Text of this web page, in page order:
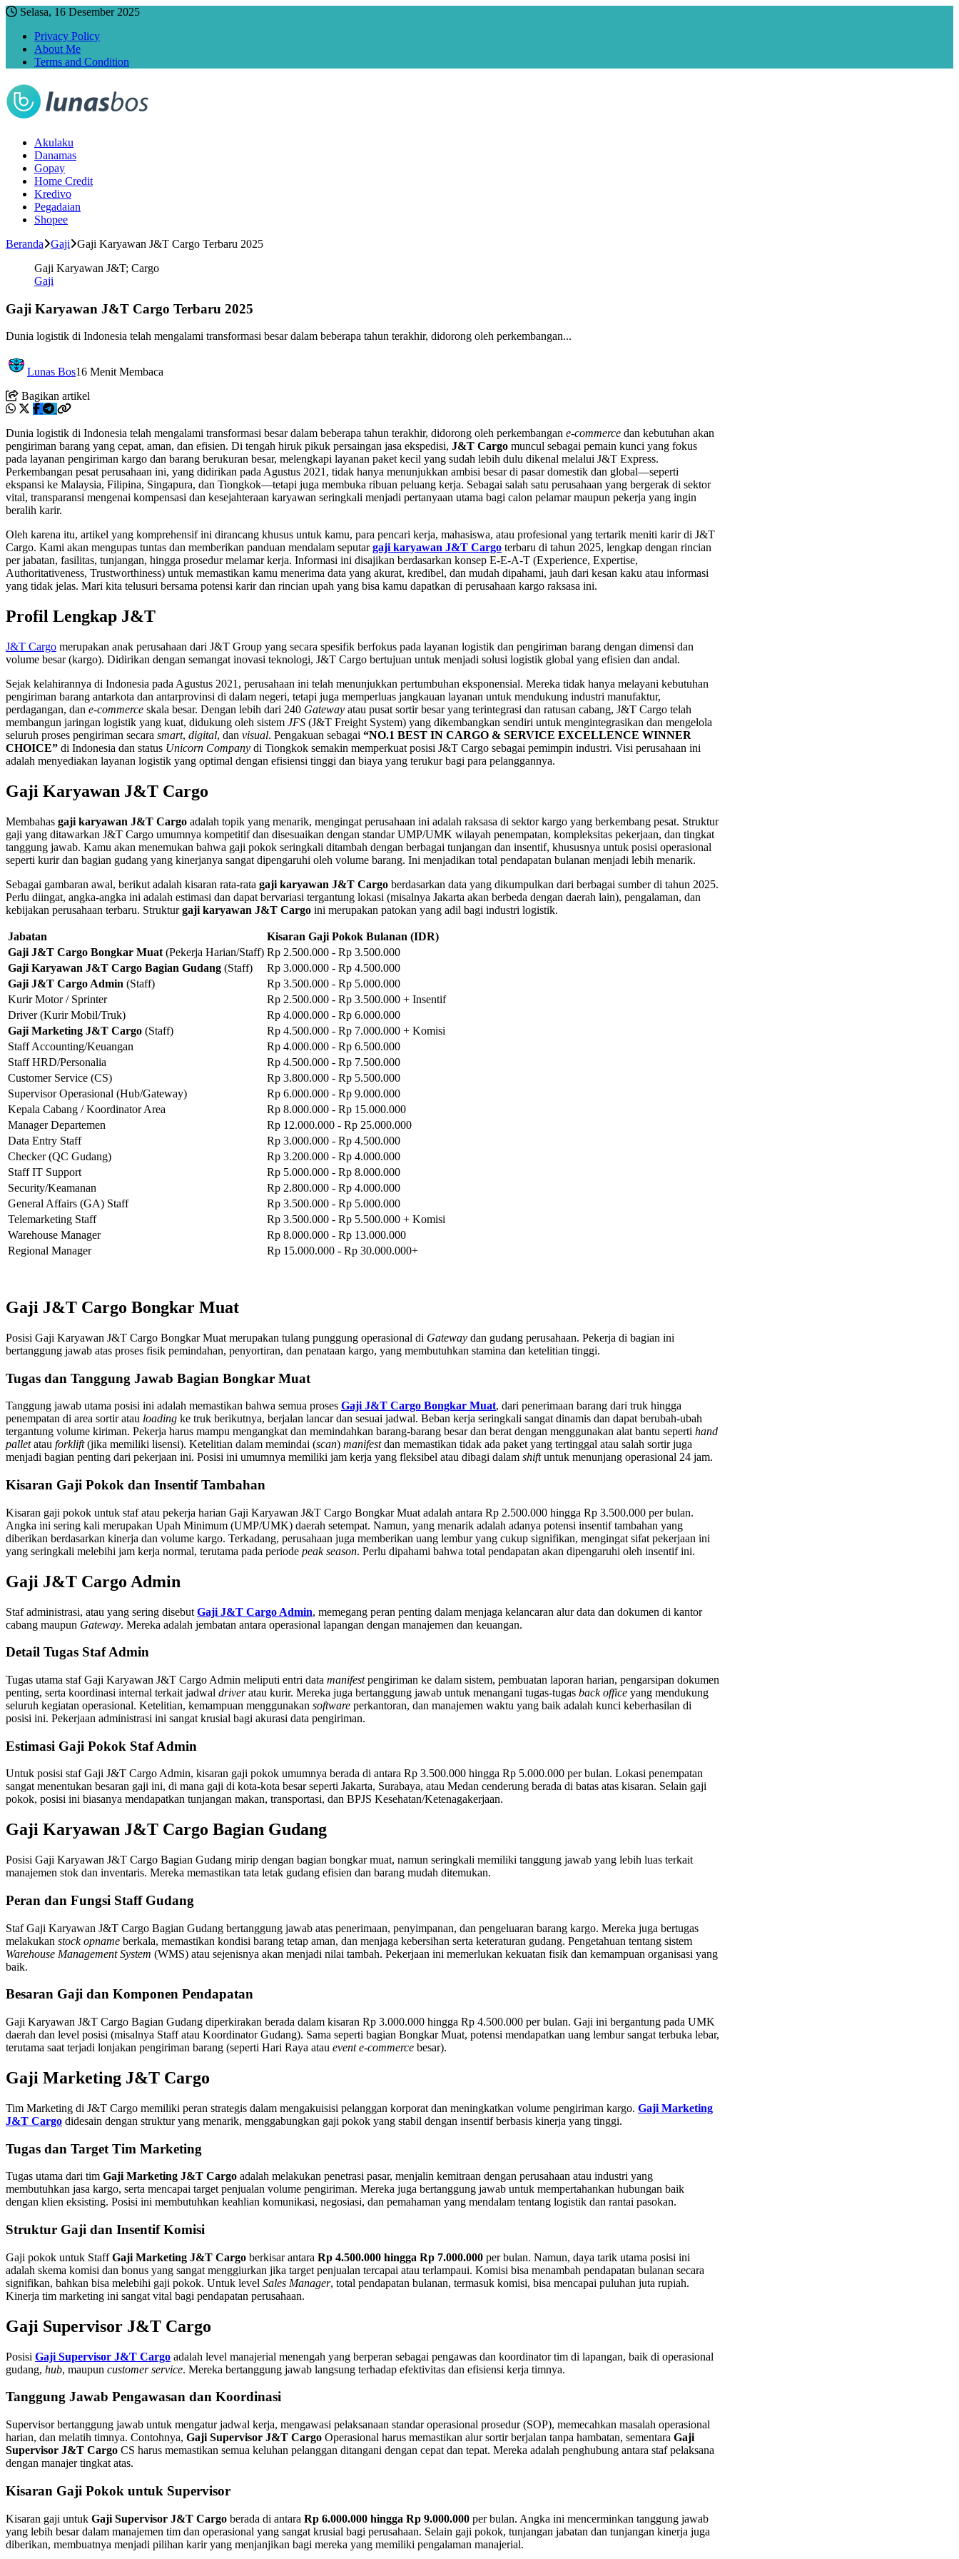
Selasa, 16 Desember 2025
Privacy Policy
About Me
Terms and Condition
Akulaku
Danamas
Gopay
Home Credit
Kredivo
Pegadaian
Shopee
Beranda
Gaji
Gaji Karyawan J&T Cargo Terbaru 2025
Gaji Karyawan J&T; Cargo
Gaji
Gaji Karyawan J&T Cargo Terbaru 2025
Dunia logistik di Indonesia telah mengalami transformasi besar dalam beberapa tahun terakhir, didorong oleh perkembangan...
Lunas Bos16 Menit Membaca
Bagikan artikel
Dunia logistik di Indonesia telah mengalami transformasi besar dalam beberapa tahun terakhir, didorong oleh perkembangan e-commerce dan kebutuhan akan
pengiriman barang yang cepat, aman, dan efisien. Di tengah hiruk pikuk persaingan jasa ekspedisi, J&T Cargo muncul sebagai pemain kunci yang fokus
pada layanan pengiriman kargo dan barang berukuran besar, melengkapi layanan paket kecil yang sudah lebih dulu dikenal melalui J&T Express.
Perkembangan pesat perusahaan ini, yang didirikan pada Agustus 2021, tidak hanya menunjukkan ambisi besar di pasar domestik dan global—seperti
ekspansi ke Malaysia, Filipina, Singapura, dan Tiongkok—tetapi juga membuka ribuan peluang kerja. Sebagai salah satu perusahaan yang bergerak di sektor
vital, transparansi mengenai kompensasi dan kesejahteraan karyawan seringkali menjadi pertanyaan utama bagi calon pelamar maupun pekerja yang ingin
beralih karir.
Oleh karena itu, artikel yang komprehensif ini dirancang khusus untuk kamu, para pencari kerja, mahasiswa, atau profesional yang tertarik meniti karir di J&T
Cargo. Kami akan mengupas tuntas dan memberikan panduan mendalam seputargaji karyawan J&T Cargo terbaru di tahun 2025, lengkap dengan rincian
per jabatan, fasilitas, tunjangan, hingga prosedur melamar kerja. Informasi ini disajikan berdasarkan konsep E-E-A-T (Experience, Expertise,
Authoritativeness, Trustworthiness) untuk memastikan kamu menerima data yang akurat, kredibel, dan mudah dipahami, jauh dari kesan kaku atau informasi
yang tidak jelas. Mari kita telusuri bersama potensi karir dan rincian upah yang bisa kamu dapatkan di perusahaan kargo raksasa ini.
Profil Lengkap J&T
J&T Cargo merupakan anak perusahaan dari J&T Group yang secara spesifik berfokus pada layanan logistik dan pengiriman barang dengan dimensi dan
volume besar (kargo). Didirikan dengan semangat inovasi teknologi, J&T Cargo bertujuan untuk menjadi solusi logistik global yang efisien dan andal.
Sejak kelahirannya di Indonesia pada Agustus 2021, perusahaan ini telah menunjukkan pertumbuhan eksponensial. Mereka tidak hanya melayani kebutuhan
pengiriman barang antarkota dan antarprovinsi di dalam negeri, tetapi juga memperluas jangkauan layanan untuk mendukung industri manufaktur,
perdagangan, dan e-commerce skala besar. Dengan lebih dari 240 Gateway atau pusat sortir besar yang terintegrasi dan ratusan cabang, J&T Cargo telah
membangun jaringan logistik yang kuat, didukung oleh sistem JFS (J&T Freight System) yang dikembangkan sendiri untuk mengintegrasikan dan mengelola
seluruh proses pengiriman secara smart, digital, dan visual. Pengakuan sebagai “NO.1 BEST IN CARGO & SERVICE EXCELLENCE WINNER
CHOICE” di Indonesia dan status Unicorn Company di Tiongkok semakin memperkuat posisi J&T Cargo sebagai pemimpin industri. Visi perusahaan ini
adalah menyediakan layanan logistik yang optimal dengan efisiensi tinggi dan biaya yang terukur bagi para pelanggannya.
Gaji Karyawan J&T Cargo
Membahas gaji karyawan J&T Cargo adalah topik yang menarik, mengingat perusahaan ini adalah raksasa di sektor kargo yang berkembang pesat. Struktur
gaji yang ditawarkan J&T Cargo umumnya kompetitif dan disesuaikan dengan standar UMP/UMK wilayah penempatan, kompleksitas pekerjaan, dan tingkat
tanggung jawab. Kamu akan menemukan bahwa gaji pokok seringkali ditambah dengan berbagai tunjangan dan insentif, khususnya untuk posisi operasional
seperti kurir dan bagian gudang yang kinerjanya sangat dipengaruhi oleh volume barang. Ini menjadikan total pendapatan bulanan menjadi lebih menarik.
Sebagai gambaran awal, berikut adalah kisaran rata-rata gaji karyawan J&T Cargo berdasarkan data yang dikumpulkan dari berbagai sumber di tahun 2025.
Perlu diingat, angka-angka ini adalah estimasi dan dapat bervariasi tergantung lokasi (misalnya Jakarta akan berbeda dengan daerah lain), pengalaman, dan
kebijakan perusahaan terbaru. Strukturgaji karyawan J&T Cargo ini merupakan patokan yang adil bagi industri logistik.
Jabatan
Kisaran Gaji Pokok Bulanan (IDR)
Gaji J&T Cargo Bongkar Muat (Pekerja Harian/Staff) Rp 2.500.000 - Rp 3.500.000
Gaji Karyawan J&T Cargo Bagian Gudang (Staff)
Rp 3.000.000 - Rp 4.500.000
Gaji J&T Cargo Admin (Staff)
Rp 3.500.000 - Rp 5.000.000
Kurir Motor / Sprinter
Rp 2.500.000 - Rp 3.500.000 + Insentif
Driver (Kurir Mobil/Truk)
Rp 4.000.000 - Rp 6.000.000
Gaji Marketing J&T Cargo (Staff)
Rp 4.500.000 - Rp 7.000.000 + Komisi
Staff Accounting/Keuangan
Rp 4.000.000 - Rp 6.500.000
Staff HRD/Personalia
Rp 4.500.000 - Rp 7.500.000
Customer Service (CS)
Rp 3.800.000 - Rp 5.500.000
Supervisor Operasional (Hub/Gateway)
Rp 6.000.000 - Rp 9.000.000
Kepala Cabang / Koordinator Area
Rp 8.000.000 - Rp 15.000.000
Manager Departemen
Rp 12.000.000 - Rp 25.000.000
Data Entry Staff
Rp 3.000.000 - Rp 4.500.000
Checker (QC Gudang)
Rp 3.200.000 - Rp 4.000.000
Staff IT Support
Rp 5.000.000 - Rp 8.000.000
Security/Keamanan
Rp 2.800.000 - Rp 4.000.000
General Affairs (GA) Staff
Rp 3.500.000 - Rp 5.000.000
Telemarketing Staff
Rp 3.500.000 - Rp 5.500.000 + Komisi
Warehouse Manager
Rp 8.000.000 - Rp 13.000.000
Regional Manager
Rp 15.000.000 - Rp 30.000.000+
Gaji J&T Cargo Bongkar Muat
Posisi Gaji Karyawan J&T Cargo Bongkar Muat merupakan tulang punggung operasional di Gateway dan gudang perusahaan. Pekerja di bagian ini
bertanggung jawab atas proses fisik pemindahan, penyortiran, dan penataan kargo, yang membutuhkan stamina dan ketelitian tinggi.
Tugas dan Tanggung Jawab Bagian Bongkar Muat
Tanggung jawab utama posisi ini adalah memastikan bahwa semua proses Gaji J&T Cargo Bongkar Muat, dari penerimaan barang dari truk hingga
penempatan di area sortir atau loading ke truk berikutnya, berjalan lancar dan sesuai jadwal. Beban kerja seringkali sangat dinamis dan dapat berubah-ubah
tergantung volume kiriman. Pekerja harus mampu mengangkat dan memindahkan barang-barang besar dan berat dengan menggunakan alat bantu seperti hand
palletatau forklift(jika memiliki lisensi). Ketelitian dalam memindai (scan) manifestdan memastikan tidak ada paket yang tertinggal atau salah sortir juga
menjadi bagian penting dari pekerjaan ini. Posisi ini umumnya memiliki jam kerja yang fleksibel atau dibagi dalam shiftuntuk menunjang operasional 24 jam.
Kisaran Gaji Pokok dan Insentif Tambahan
Kisaran gaji pokok untuk staf atau pekerja harian Gaji Karyawan J&T Cargo Bongkar Muat adalah antara Rp 2.500.000 hingga Rp 3.500.000 per bulan.
Angka ini sering kali merupakan Upah Minimum (UMP/UMK) daerah setempat. Namun, yang menarik adalah adanya potensi insentif tambahan yang
diberikan berdasarkan kinerja dan volume kargo. Terkadang, perusahaan juga memberikan uang lembur yang cukup signifikan, mengingat sifat pekerjaan ini
yang seringkali melebihi jam kerja normal, terutama pada periode peak season. Perlu dipahami bahwa total pendapatan akan dipengaruhi oleh insentif ini.
Gaji J&T Cargo Admin
Staf administrasi, atau yang sering disebut Gaji J&T Cargo Admin, memegang peran penting dalam menjaga kelancaran alur data dan dokumen di kantor
cabang maupun Gateway. Mereka adalah jembatan antara operasional lapangan dengan manajemen dan keuangan.
Detail Tugas Staf Admin
Tugas utama staf Gaji Karyawan J&T Cargo Admin meliputi entri data manifestpengiriman ke dalam sistem, pembuatan laporan harian, pengarsipan dokumen
penting, serta koordinasi internal terkait jadwal driveratau kurir. Mereka juga bertanggung jawab untuk menangani tugas-tugas back office yang mendukung
seluruh kegiatan operasional. Ketelitian, kemampuan menggunakan software perkantoran, dan manajemen waktu yang baik adalah kunci keberhasilan di
posisi ini. Pekerjaan administrasi ini sangat krusial bagi akurasi data pengiriman.
Estimasi Gaji Pokok Staf Admin
Untuk posisi staf Gaji J&T Cargo Admin, kisaran gaji pokok umumnya berada di antara Rp 3.500.000 hingga Rp 5.000.000 per bulan. Lokasi penempatan
sangat menentukan besaran gaji ini, di mana gaji di kota-kota besar seperti Jakarta, Surabaya, atau Medan cenderung berada di batas atas kisaran. Selain gaji
pokok, posisi ini biasanya mendapatkan tunjangan makan, transportasi, dan BPJS Kesehatan/Ketenagakerjaan.
Gaji Karyawan J&T Cargo Bagian Gudang
Posisi Gaji Karyawan J&T Cargo Bagian Gudang mirip dengan bagian bongkar muat, namun seringkali memiliki tanggung jawab yang lebih luas terkait
manajemen stok dan inventaris. Mereka memastikan tata letak gudang efisien dan barang mudah ditemukan.
Peran dan Fungsi Staff Gudang
Staf Gaji Karyawan J&T Cargo Bagian Gudang bertanggung jawab atas penerimaan, penyimpanan, dan pengeluaran barang kargo. Mereka juga bertugas
melakukan stock opname berkala, memastikan kondisi barang tetap aman, dan menjaga kebersihan serta keteraturan gudang. Pengetahuan tentang sistem
Warehouse Management System (WMS) atau sejenisnya akan menjadi nilai tambah. Pekerjaan ini memerlukan kekuatan fisik dan kemampuan organisasi yang
baik.
Besaran Gaji dan Komponen Pendapatan
Gaji Karyawan J&T Cargo Bagian Gudang diperkirakan berada dalam kisaran Rp 3.000.000 hingga Rp 4.500.000 per bulan. Gaji ini bergantung pada UMK
daerah dan level posisi (misalnya Staff atau Koordinator Gudang). Sama seperti bagian Bongkar Muat, potensi mendapatkan uang lembur sangat terbuka lebar,
terutama saat terjadi lonjakan pengiriman barang (seperti Hari Raya atau event e-commerce besar).
Gaji Marketing J&T Cargo
Tim Marketing di J&T Cargo memiliki peran strategis dalam mengakuisisi pelanggan korporat dan meningkatkan volume pengiriman kargo. Gaji Marketing
J&T Cargo didesain dengan struktur yang menarik, menggabungkan gaji pokok yang stabil dengan insentif berbasis kinerja yang tinggi.
Tugas dan Target Tim Marketing
Tugas utama dari tim Gaji Marketing J&T Cargo adalah melakukan penetrasi pasar, menjalin kemitraan dengan perusahaan atau industri yang
membutuhkan jasa kargo, serta mencapai target penjualan volume pengiriman. Mereka juga bertanggung jawab untuk mempertahankan hubungan baik
dengan klien eksisting. Posisi ini membutuhkan keahlian komunikasi, negosiasi, dan pemahaman yang mendalam tentang logistik dan rantai pasokan.
Struktur Gaji dan Insentif Komisi
Gaji pokok untuk StaffGaji Marketing J&T Cargo berkisar antara Rp 4.500.000 hingga Rp 7.000.000 per bulan. Namun, daya tarik utama posisi ini
adalah skema komisi dan bonus yang sangat menggiurkan jika target penjualan tercapai atau terlampaui. Komisi bisa menambah pendapatan bulanan secara
signifikan, bahkan bisa melebihi gaji pokok. Untuk level Sales Manager, total pendapatan bulanan, termasuk komisi, bisa mencapai puluhan juta rupiah.
Kinerja tim marketing ini sangat vital bagi pendapatan perusahaan.
Gaji Supervisor J&T Cargo
Posisi Gaji Supervisor J&T Cargo adalah level manajerial menengah yang berperan sebagai pengawas dan koordinator tim di lapangan, baik di operasional
gudang, hub, maupun customer service. Mereka bertanggung jawab langsung terhadap efektivitas dan efisiensi kerja timnya.
Tanggung Jawab Pengawasan dan Koordinasi
Supervisor bertanggung jawab untuk mengatur jadwal kerja, mengawasi pelaksanaan standar operasional prosedur (SOP), memecahkan masalah operasional
harian, dan melatih timnya. Contohnya, Gaji Supervisor J&T Cargo Operasional harus memastikan alur sortir berjalan tanpa hambatan, sementara Gaji
Supervisor J&T Cargo CS harus memastikan semua keluhan pelanggan ditangani dengan cepat dan tepat. Mereka adalah penghubung antara staf pelaksana
dengan manajer tingkat atas.
Kisaran Gaji Pokok untuk Supervisor
Kisaran gaji untuk Gaji Supervisor J&T Cargo berada di antara Rp 6.000.000 hingga Rp 9.000.000 per bulan. Angka ini mencerminkan tanggung jawab
yang lebih besar dalam manajemen tim dan operasional yang sangat krusial bagi perusahaan. Selain gaji pokok, tunjangan jabatan dan tunjangan kinerja juga
diberikan, membuatnya menjadi pilihan karir yang menjanjikan bagi mereka yang memiliki pengalaman manajerial.